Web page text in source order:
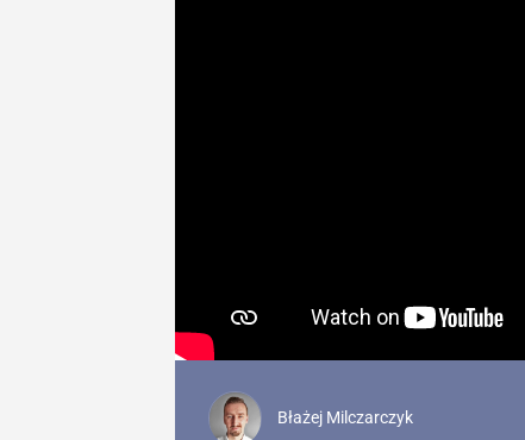
Błażej Milczarczyk